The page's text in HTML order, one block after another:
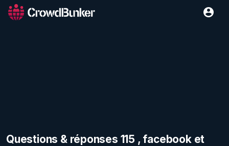
Questions & réponses 115 , facebook et